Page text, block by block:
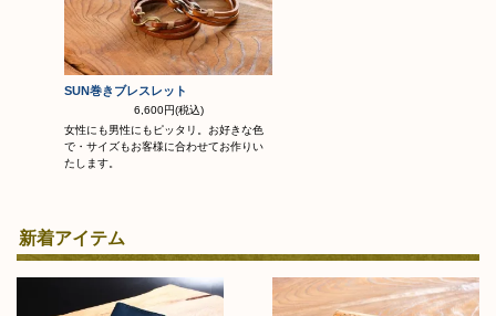
SUN巻きブレスレット
6,600円(税込)
女性にも男性にもピッタリ。お好きな色
で・サイズもお客様に合わせてお作りい
たします。
新着アイテム